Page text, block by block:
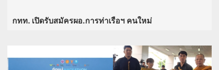
กทท. เปิดรับสมัครผอ.การท่าเรือฯ คนใหม่